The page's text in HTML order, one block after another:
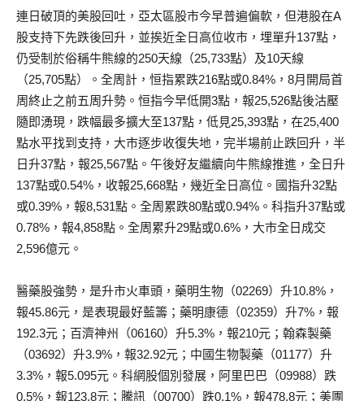
連日破頂的美股回吐，亞太區股市今早普遍偏軟，但港股在A
股支持下先跌後回升，並挨近全日高位收市，埋單升137點，
仍受制於俗稱牛熊線的250天線（25,733點）及10天線
（25,705點）。全周計，恒指累跌216點或0.84%，8月開局首
周終止之前五周升勢。恒指今早低開3點，報25,526點後沽壓
隨即湧現，跌幅最多擴大至137點，低見25,393點，在25,400
點水平找到支持，大市逐步收復失地，完半場前止跌回升，半
日升37點，報25,567點。午後好友繼續向牛熊線推進，全日升
137點或0.54%，收報25,668點，幾近全日高位。國指升32點
或0.39%，報8,531點。全周累跌80點或0.94%。科指升37點或
0.78%，報4,858點。全周累升29點或0.6%，大市全日成交
2,596億元。
醫藥股強勢，是升市火車頭，藥明生物（02269）升10.8%，
報45.86元，是表現最好藍籌；藥明康德（02359）升7%，報
192.3元；百濟神州（06160）升5.3%，報210元；翰森製藥
（03692）升3.9%，報32.92元；中國生物製藥（01177）升
3.3%，報5.095元。科網股個別發展，阿里巴巴（09988）跌
0.5%，報123.8元；騰訊（00700）跌0.1%，報478.8元；美團